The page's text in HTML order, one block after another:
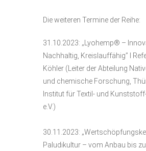
Die weiteren Termine der Reihe:
31.10.2023: „Lyohemp® –
Nachhaltig, Kreislauffähig” I
Köhler (Leiter der Abteilung
und chemische Forschung,
Institut für Textil- und
e.V.)
30.11.2023:
Paludikultur – vom Anbau bis